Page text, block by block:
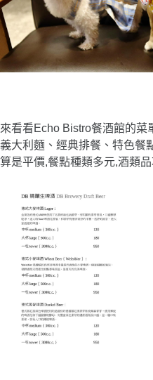
來看看Echo Bistro餐酒館的菜
義大利麵、經典排餐、特色餐
算是平價,餐點種類多元,酒類